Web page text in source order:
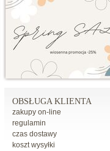
OBSŁUGA KLIENTA
zakupy on-line
regulamin
czas dostawy
koszt wysyłki